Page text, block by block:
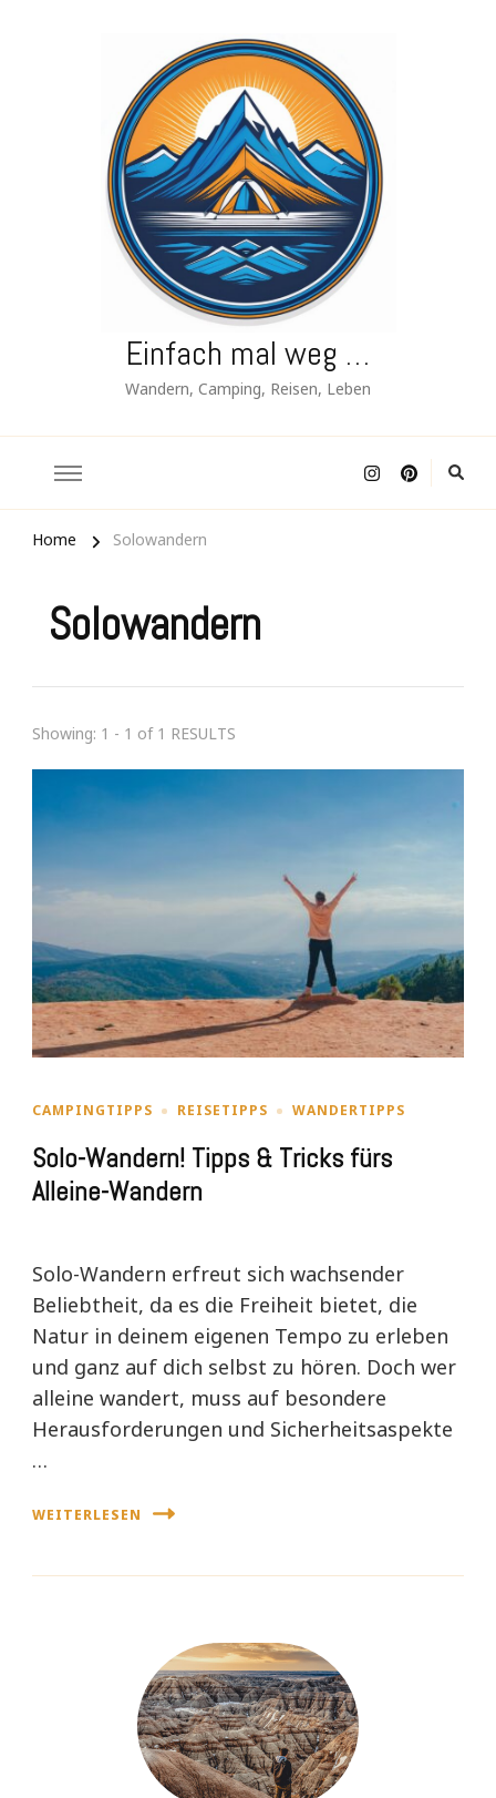
Einfach mal weg …
Wandern, Camping, Reisen, Leben
Home Solowandern
Solowandern
Showing: 1 - 1 of 1 RESULTS
CAMPINGTIPPS REISETIPPS WANDERTIPPS
Solo-Wandern! Tipps & Tricks fürs
Alleine-Wandern
Solo-Wandern erfreut sich wachsender
Beliebtheit, da es die Freiheit bietet, die
Natur in deinem eigenen Tempo zu erleben
und ganz auf dich selbst zu hören. Doch wer
alleine wandert, muss auf besondere
Herausforderungen und Sicherheitsaspekte
…
WEITERLESEN